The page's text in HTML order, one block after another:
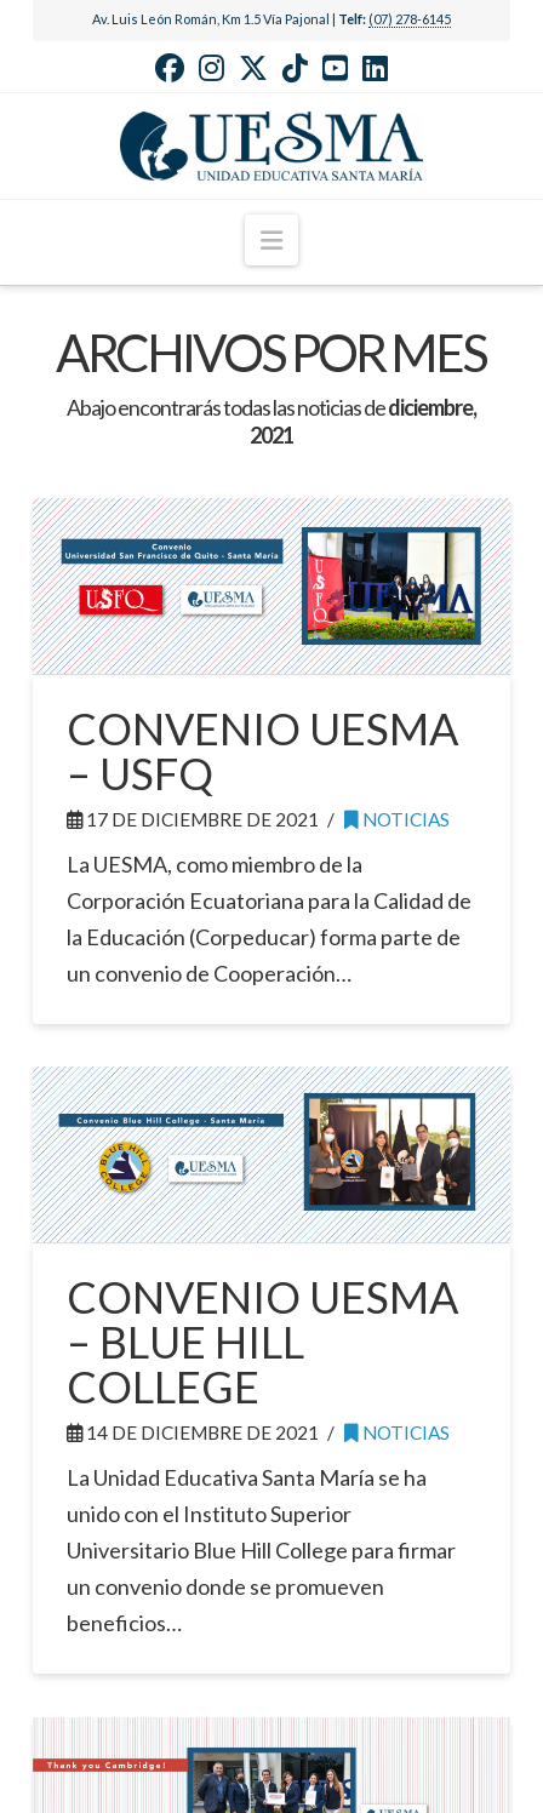
Av. Luis León Román, Km 1.5 Vía Pajonal | Telf: (07) 278-6145
Navigation
ARCHIVOS POR MES
Abajo encontrarás todas las noticias dediciembre,
2021
CONVENIO UESMA
– USFQ
17 DE DICIEMBRE DE 2021 NOTICIAS
La UESMA, como miembro de la
Corporación Ecuatoriana para la Calidad de
la Educación (Corpeducar) forma parte de
un convenio de Cooperación…
CONVENIO UESMA
– BLUE HILL
COLLEGE
14 DE DICIEMBRE DE 2021 NOTICIAS
La Unidad Educativa Santa María se ha
unido con el Instituto Superior
Universitario Blue Hill College para firmar
un convenio donde se promueven
beneficios…